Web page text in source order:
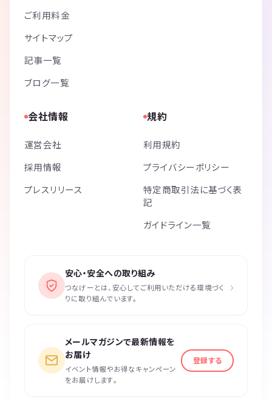
ご利用料金
サイトマップ
記事一覧
ブログ一覧
会社情報
運営会社
採用情報
プレスリリース
規約
利用規約
プライバシーポリシー
特定商取引法に基づく表
記
ガイドライン一覧
安心・安全への取り組み
つなげーとは、安心してご利用いただける環境づく
りに取り組んでいます。
›
メールマガジンで最新情報を
お届け
イベント情報やお得なキャンペーン
をお届けします。
登録する